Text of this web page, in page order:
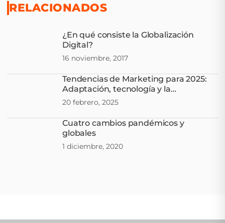
RELACIONADOS
¿En qué consiste la Globalización
Digital?
16 noviembre, 2017
Tendencias de Marketing para 2025:
Adaptación, tecnología y la
hiperpersonalización
20 febrero, 2025
Cuatro cambios pandémicos y
globales
1 diciembre, 2020